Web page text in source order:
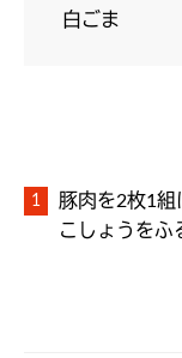
白ごま
豚肉を2枚1組
こしょうをふ